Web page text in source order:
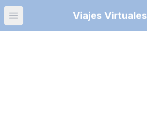
Open main menuViajes Virtuales